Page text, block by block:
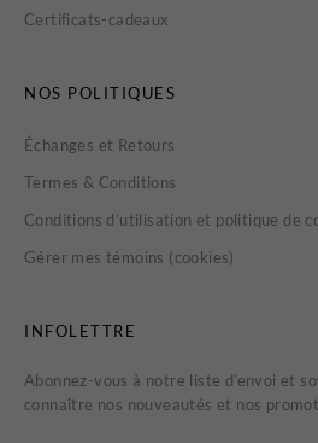
Certificats-cadeaux
NOS POLITIQUES
Échanges et Retours
Termes & Conditions
Conditions d’utilisation et politique de
Gérer mes témoins (cookies)
INFOLETTRE
Abonnez-vous à notre liste d’envoi et
connaître nos nouveautés et nos